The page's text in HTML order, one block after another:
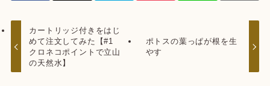
カートリッジ付きをはじ
めて注文してみた【#1
クロネコポイントで立山
の天然水】
ポトスの葉っぱが根を生
やす